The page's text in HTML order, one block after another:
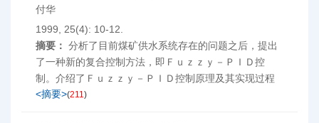
付华
1999, 25(4): 10-12.
摘要： 分析了目前煤矿供水系统存在的问题之后，提出
了一种新的复合控制方法，即Ｆｕｚｚｙ－ＰＩＤ控
制。介绍了Ｆｕｚｚｙ－ＰＩＤ控制原理及其实现过程
<摘要>(211)